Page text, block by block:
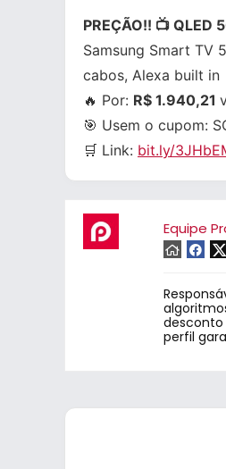
PREÇÃO!! 📺 QLED
Samsung Smart TV
cabos, Alexa built in
🔥 Por: R$ 1.940,21
🎯 Usem o cupom:
🛒 Link: bit.ly/
Equipe
desconto
perfil